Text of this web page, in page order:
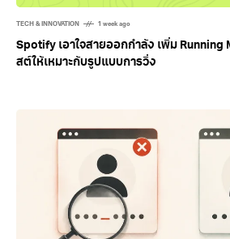
TECH & INNOVATION 1 week ago
Spotify เอาใจสายออกกำลัง เพิ่ม Running
สต์ให้เหมาะกับรูปแบบการวิ่ง